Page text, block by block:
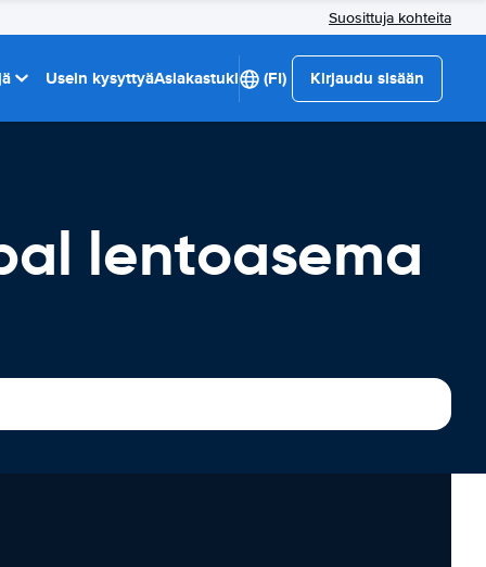
Suosittuja kohteita
Usein kysyttyäAsiakastuki (FI) Kirjaudu sisään
lentoasema